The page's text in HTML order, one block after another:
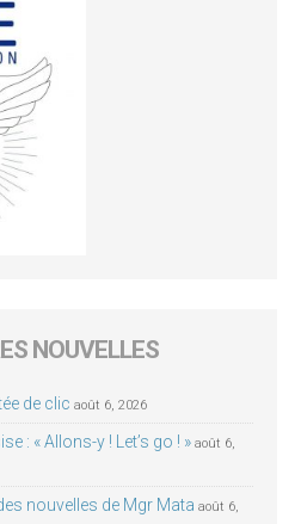
NOUVELLES
de clic août 6, 2026
: « Allons-y ! Let’s go ! » août 6,
nouvelles de Mgr Mata août 6,